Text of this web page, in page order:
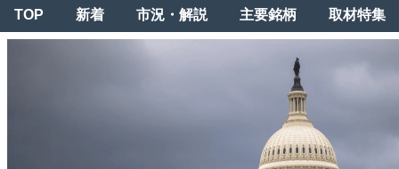
TOP 新着 市況・解説 主要銘柄 取材特集